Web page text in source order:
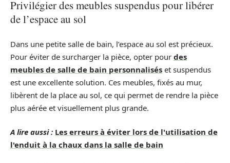
Privilégier des meubles suspendus pour libérer
de l’espace au sol
Dans une petite salle de bain, l’espace au sol est précieux.
Pour éviter de surcharger la pièce, opter pour des
meubles de salle de bain personnalisés et suspendus
est une excellente solution. Ces meubles, fixés au mur,
libèrent de la place au sol, ce qui permet de rendre la pièce
plus aérée et visuellement plus grande.
A lire aussi : Les erreurs à éviter lors de l'utilisation de
l'enduit à la chaux dans la salle de bain